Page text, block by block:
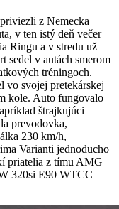
z Nemecka
v ten istý deň večer
Ringu a v stredu už
sedel v autách smerom
tréningoch.
vo svojej pretekárskej
kole. Auto fungovalo
štrajkujúci
prevodovka,
230 km/h,
Varianti jednoducho
priatelia z tímu AMG
320si E90 WTCC